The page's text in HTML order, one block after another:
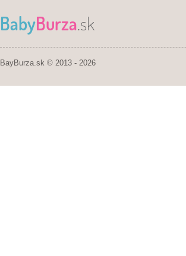
BabyBurza.sk
BayBurza.sk © 2013 - 2026